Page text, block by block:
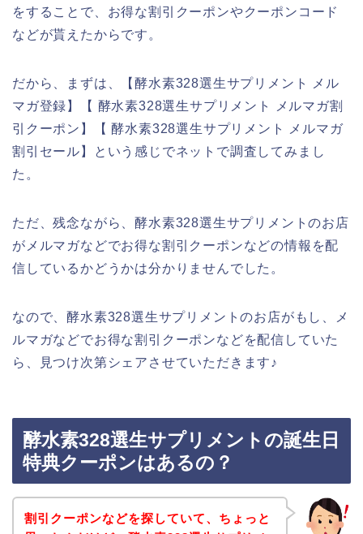
をすることで、お得な割引クーポンやクーポンコード
などが貰えたからです。
だから、まずは、【酵水素328選生サプリメント メル
マガ登録】【 酵水素328選生サプリメント メルマガ割
引クーポン】【 酵水素328選生サプリメント メルマガ
割引セール】という感じでネットで調査してみまし
た。
ただ、残念ながら、酵水素328選生サプリメントのお店
がメルマガなどでお得な割引クーポンなどの情報を配
信しているかどうかは分かりませんでした。
なので、酵水素328選生サプリメントのお店がもし、メ
ルマガなどでお得な割引クーポンなどを配信していた
ら、見つけ次第シェアさせていただきます♪
酵水素328選生サプリメントの誕生日
特典クーポンはあるの？
割引クーポンなどを探していて、ちょっと